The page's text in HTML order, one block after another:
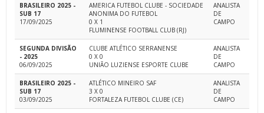
BRASILEIRO 2025 -
SUB 17
17/09/2025
AMERICA FUTEBOL CLUBE - SOCIEDADE
ANONIMA DO FUTEBOL
0 X 1
FLUMINENSE FOOTBALL CLUB (RJ)
ANALISTA
DE
CAMPO
SEGUNDA DIVISÃO
- 2025
06/09/2025
CLUBE ATLÉTICO SERRANENSE
0 X 0
UNIÃO LUZIENSE ESPORTE CLUBE
ANALISTA
DE
CAMPO
BRASILEIRO 2025 -
SUB 17
03/09/2025
ATLÉTICO MINEIRO SAF
3 X 0
FORTALEZA FUTEBOL CLUBE (CE)
ANALISTA
DE
CAMPO